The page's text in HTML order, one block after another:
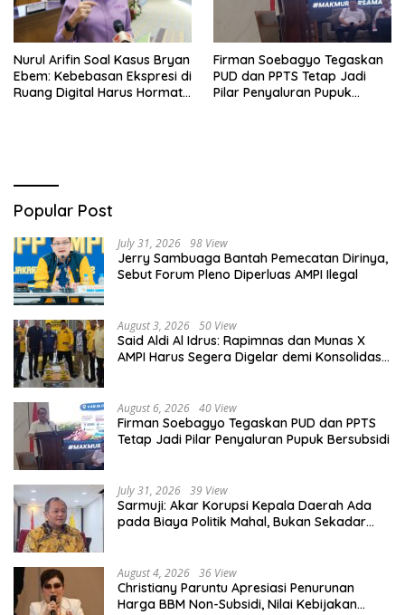
Nurul Arifin Soal Kasus Bryan
Ebem: Kebebasan Ekspresi di
Ruang Digital Harus Hormati
Firman Soebagyo Tegaskan
PUD dan PPTS Tetap Jadi
Pilar Penyaluran Pupuk
Popular Post
July 31, 2026 98 View
Jerry Sambuaga Bantah Pemecatan Dirinya,
Sebut Forum Pleno Diperluas AMPI Ilegal
August 3, 2026 50 View
Said Aldi Al Idrus: Rapimnas dan Munas X
AMPI Harus Segera Digelar demi Konsolidasi
August 6, 2026 40 View
Firman Soebagyo Tegaskan PUD dan PPTS
Tetap Jadi Pilar Penyaluran Pupuk Bersubsidi
July 31, 2026 39 View
Sarmuji: Akar Korupsi Kepala Daerah Ada
pada Biaya Politik Mahal, Bukan Sekadar
August 4, 2026 36 View
Christiany Paruntu Apresiasi Penurunan
Harga BBM Non-Subsidi, Nilai Kebijakan